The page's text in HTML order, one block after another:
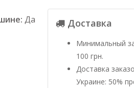
Да
Доставка
Минимальный
100 грн.
Доставка
Украине: 50%